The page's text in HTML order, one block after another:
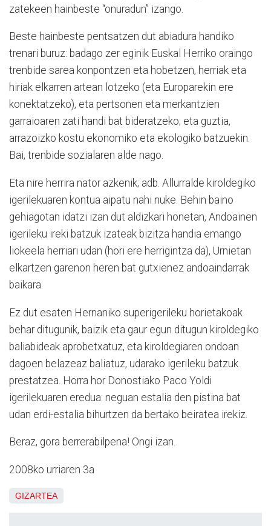
zatekeen hainbeste “onuradun” izango.
Beste hainbeste pentsatzen dut abiadura handiko
trenari buruz: badago zer eginik Euskal Herriko oraingo
trenbide sarea konpontzen eta hobetzen, herriak eta
hiriak elkarren artean lotzeko (eta Europarekin ere
konektatzeko), eta pertsonen eta merkantzien
garraioaren zati handi bat bideratzeko; eta guztia,
arrazoizko kostu ekonomiko eta ekologiko batzuekin.
Bai, trenbide sozialaren alde nago.
Eta nire herrira nator azkenik; adb. Allurralde kiroldegiko
igerilekuaren kontua aipatu nahi nuke. Behin baino
gehiagotan idatzi izan dut aldizkari honetan, Andoainen
igerileku ireki batzuk izateak bizitza handia emango
liokeela herriari udan (hori ere herrigintza da), Urnietan
elkartzen garenon heren bat gutxienez andoaindarrak
baikara.
Ez dut esaten Hernaniko superigerileku horietakoak
behar ditugunik, baizik eta gaur egun ditugun kiroldegiko
baliabideak aprobetxatuz, eta kiroldegiaren ondoan
dagoen belazeaz baliatuz, udarako igerileku batzuk
prestatzea. Horra hor Donostiako Paco Yoldi
igerilekuaren eredua: neguan estalia den pistina bat
udan erdi-estalia bihurtzen da bertako beiratea irekiz.
Beraz, gora berrerabilpena! Ongi izan.
2008ko urriaren 3a
GIZARTEA